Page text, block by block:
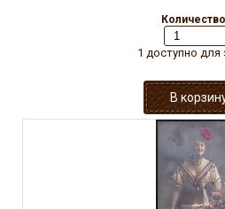
1 доступно для